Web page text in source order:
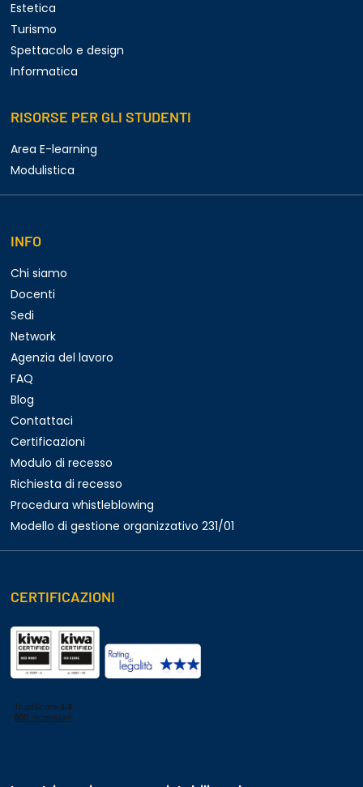
Estetica
Turismo
Spettacolo e design
Informatica
RISORSE PER GLI STUDENTI
Area E-learning
Modulistica
INFO
Chi siamo
Docenti
Sedi
Network
Agenzia del lavoro
FAQ
Blog
Contattaci
Certificazioni
Modulo di recesso
Richiesta di recesso
Procedura whistleblowing
Modello di gestione organizzativo 231/01
CERTIFICAZIONI